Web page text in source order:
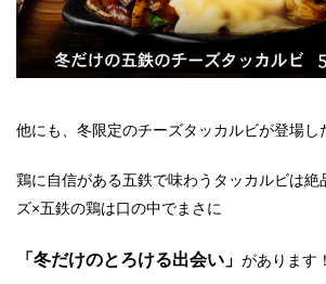
他にも、冬限定のチーズタッカルビが登場し
鶏に自信がある五鉄で味わうタッカルビは絶
ズ×五鉄の鶏は口の中でまさに
「冬だけのとろける出会い」 があります！